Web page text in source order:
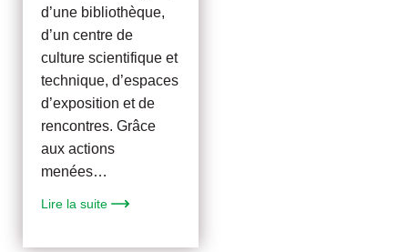
d’une bibliothèque,
d’un centre de
culture scientifique et
technique, d’espaces
d’exposition et de
rencontres. Grâce
aux actions
menées…
Lire la suite